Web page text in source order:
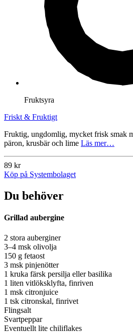
Fruktsyra
Friskt & Fruktigt
Fruktig, ungdomlig, mycket frisk smak
päron, krusbär och lime Läs mer…
89 kr
Köp på Systembolaget
Du behöver
Grillad aubergine
2 stora auberginer
3–4 msk olivolja
150 g fetaost
3 msk pinjenötter
1 kruka färsk persilja eller basilika
1 liten vitlöksklyfta, finriven
1 msk citronjuice
1 tsk citronskal, finrivet
Flingsalt
Svartpeppar
Eventuellt lite chiliflakes